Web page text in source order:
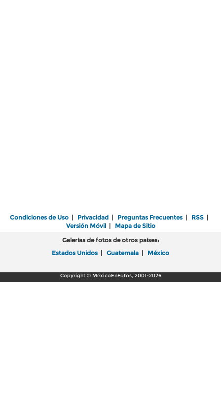
Condiciones de Uso | Privacidad | Preguntas Frecuentes | RSS |
Versión Móvil| Mapa de Sitio
Galerías de fotos de otros países:
Estados Unidos | Guatemala | México
Copyright © MéxicoEnFotos, 2001-2026